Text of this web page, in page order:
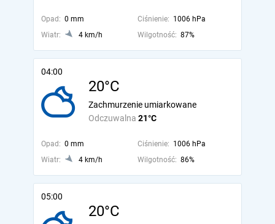
Opad: 0 mm Ciśnienie: 1006 hPa
Wiatr:
4 km/h Wilgotność: 87%
04:00
20°C
Odczuwalna 21°C
Zachmurzenie umiarkowane
Opad: 0 mm Ciśnienie: 1006 hPa
Wiatr:
4 km/h Wilgotność: 86%
05:00
20°C